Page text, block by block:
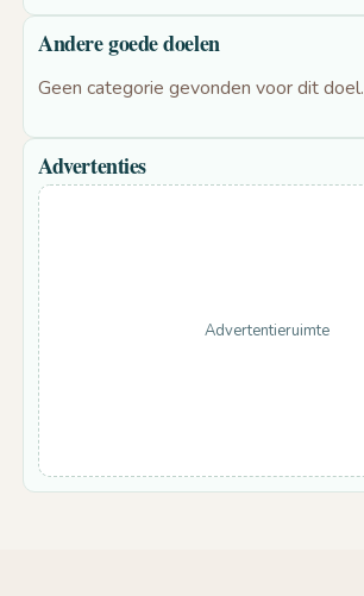
Andere goede doelen
Geen categorie gevonden voor dit doel.
Advertenties
Advertentieruimte